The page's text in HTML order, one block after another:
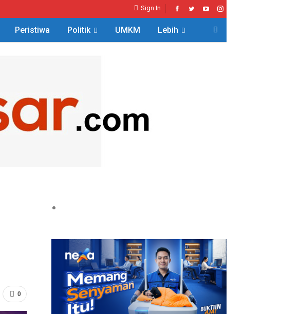
Sign In
Peristiwa Politik UMKM Lebih
0